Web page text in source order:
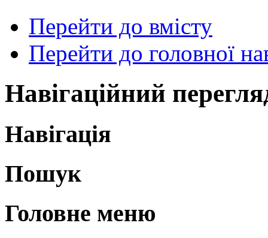
Перейти до вмісту
Перейти до головної
Навігаційний
Навігація
Пошук
Головне меню